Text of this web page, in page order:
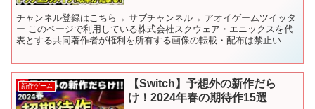
チャンネル登録はこちら→ サブチャンネル→ アオイゲームツイッタ
ー このページで利用している株式会社スクウェア・エニックスを代
表とする共同著作者が権利を所有する画像の転載・配布は禁止いた
新作ゲーム
【Switch】予想外の新作だら
け！2024年春の期待作15選